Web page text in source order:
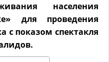
населения
для проведения
с показом спектакля